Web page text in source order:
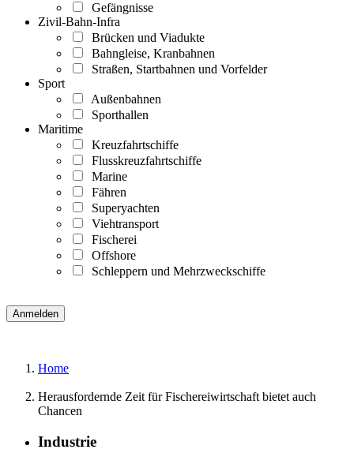
Gefängnisse
Zivil-Bahn-Infra
Brücken und Viadukte
Bahngleise, Kranbahnen
Straßen, Startbahnen und Vorfelder
Sport
Außenbahnen
Sporthallen
Maritime
Kreuzfahrtschiffe
Flusskreuzfahrtschiffe
Marine
Fähren
Superyachten
Viehtransport
Fischerei
Offshore
Schleppern und Mehrzweckschiffe
Home
Herausfordernde Zeit für Fischereiwirtschaft bietet auch
Chancen
Industrie